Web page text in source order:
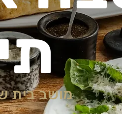
מושב בית